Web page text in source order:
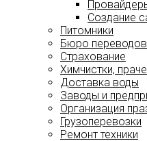
Создание
Питомники
Бюро переводов
Страхование
Химчистки,
Доставка воды
Заводы и
Организация
Грузоперевозки
Ремонт техники